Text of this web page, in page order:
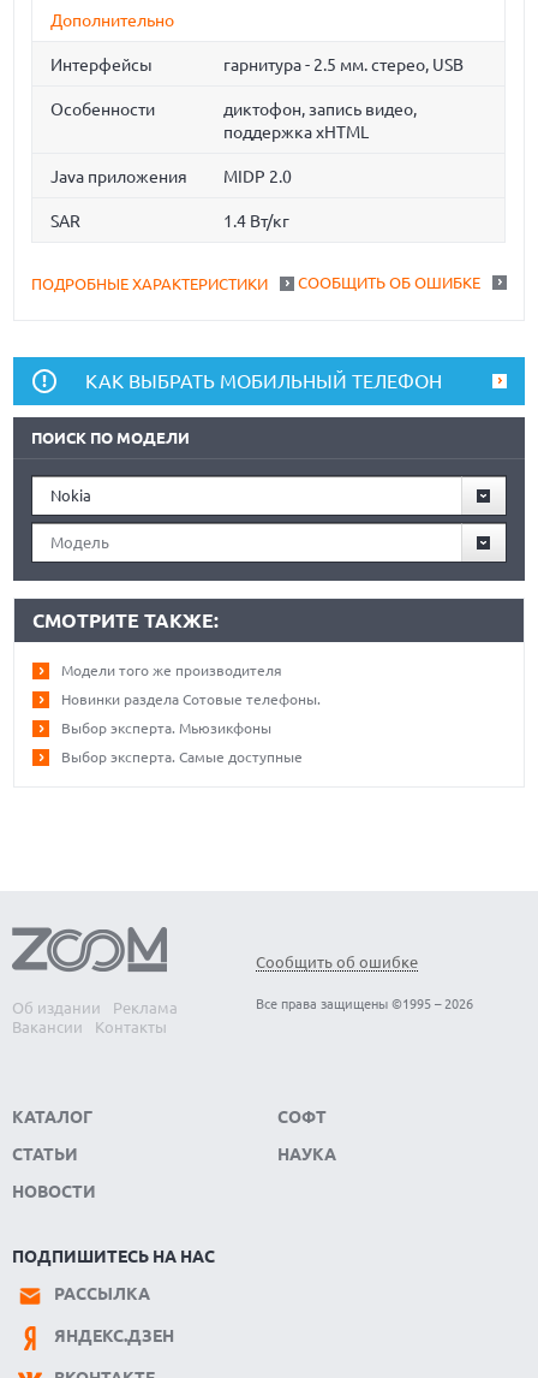
Дополнительно
Интерфейсы гарнитура - 2.5 мм. стерео, USB
Особенности
диктофон, запись видео,
поддержка xHTML
Java приложения MIDP 2.0
SAR 1.4 Вт/кг
СООБЩИТЬ ОБ ОШИБКЕ
ПОДРОБНЫЕ ХАРАКТЕРИСТИКИ
КАК ВЫБРАТЬ МОБИЛЬНЫЙ ТЕЛЕФОН
ПОИСК ПО МОДЕЛИ
Nokia
Модель
СМОТРИТЕ ТАКЖЕ:
Модели того же производителя
Новинки раздела Сотовые телефоны.
Выбор эксперта. Мьюзикфоны
Выбор эксперта. Самые доступные
Об издании
Реклама
Вакансии
Контакты
Сообщить об ошибке
Все права защищены ©1995 – 2026
КАТАЛОГ
СТАТЬИ
НОВОСТИ
СОФТ
НАУКА
ПОДПИШИТЕСЬ НА НАС
РАССЫЛКА
ЯНДЕКС.ДЗЕН